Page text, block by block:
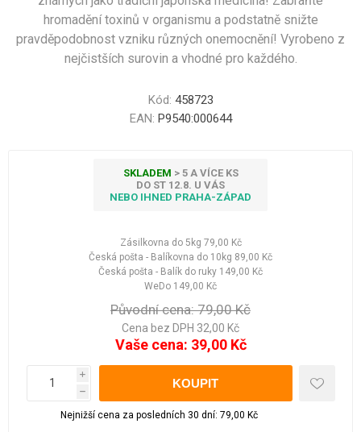
hromadění toxinů v organismu a podstatně snižte
pravděpodobnost vzniku různých onemocnění! Vyrobeno z
nejčistších surovin a vhodné pro každého.
Kód: 458723
EAN: P9540:000644
SKLADEM > 5 A VÍCE KS
DO ST 12.8. U VÁS
NEBO IHNED PRAHA-ZÁPAD
Zásilkovna do 5kg 79,00 Kč
Česká pošta - Balíkovna do 10kg 89,00 Kč
Česká pošta - Balík do ruky 149,00 Kč
WeDo 149,00 Kč
Původní cena: 79,00 Kč
Cena bez DPH 32,00 Kč
Vaše cena: 39,00 Kč
i
h
Nejnižší cena za posledních 30 dní: 79,00 Kč